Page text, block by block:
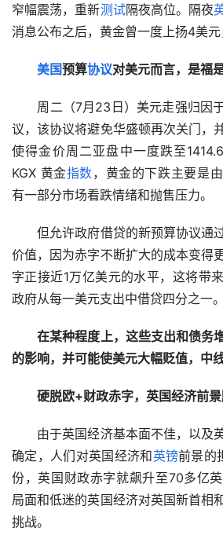
窄幅震荡，重新测试隔夜高位。隔夜
消息公布之后，黄金曾一度上扬4美
美国预算协议对美元而言，是福
周二（7月23日）美元走强归因
议，该协议将避免华盛顿再次关门，
使得金价周二亚盘中一度跌至
KGX 黄金指数，黄金的下跌主要是
有一部分市场看跌情绪和抛售压力。
但允许政府借贷的新预算协议通
价值，因为赤字不断扩大的成本变得
字正接近1万亿美元的水平，这将带
政府从每一美元支出中借贷四分之一
在某种程度上，这些支出和债务
的影响，并可能使美元大幅贬值，中
硬脱欧+财政赤字，英国经济前景
由于英国经济基本面不佳，以及
确定，人们对英国经济和英镑前景的
份，英国财政赤字就飙升至70多亿英
局面和低迷的英国经济对英国新首相
挑战。